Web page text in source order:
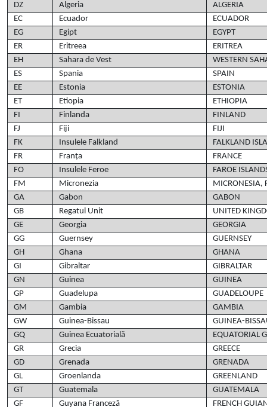
DZ
Algeria
ALGERIA
EC
Ecuador
ECUADOR
EG
Egipt
EGYPT
ER
Eritreea
ERITREA
EH
Sahara de Vest
WESTERN
ES
Spania
SPAIN
EE
Estonia
ESTONIA
ET
Etiopia
ETHIOPIA
FI
Finlanda
FINLAND
FJ
Fiji
FIJI
FK
Insulele Falkland
FALKLAND
FR
Franța
FRANCE
FO
Insulele Feroe
FAROE
FM
Micronezia
MICRONESIA,
GA
Gabon
GABON
GB
Regatul Unit
UNITED
GE
Georgia
GEORGIA
GG
Guernsey
GUERNSEY
GH
Ghana
GHANA
GI
Gibraltar
GIBRALTAR
GN
Guinea
GUINEA
GP
Guadelupa
GUADELOUPE
GM
Gambia
GAMBIA
GW
Guinea-Bissau
GUINEA-
GQ
Guinea Ecuatorială
EQUATORIAL
GR
Grecia
GREECE
GD
Grenada
GRENADA
GL
Groenlanda
GREENLAND
GT
Guatemala
GUATEMALA
GF
Guyana Franceză
FRENCH